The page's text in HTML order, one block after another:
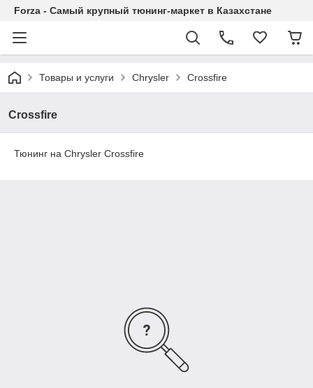
Forza - Самый крупный тюнинг-маркет в Казахстане
Товары и услуги Chrysler Crossfire
Crossfire
Тюнинг на Chrysler Crossfire